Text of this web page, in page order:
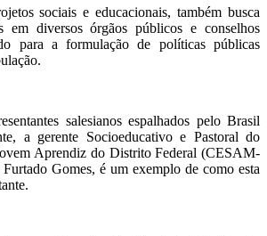
sociais e educacionais, também busca
em diversos órgãos públicos e conselhos
para a formulação de políticas públicas
salesianos espalhados pelo Brasil
a gerente Socioeducativo e Pastoral do
Aprendiz do Distrito Federal (CESAM-
Gomes, é um exemplo de como esta